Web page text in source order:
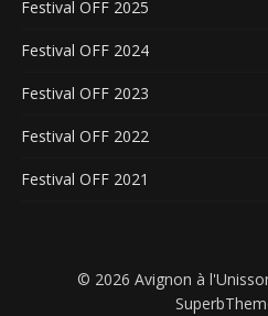
Festival OFF 2025
Festival OFF 2024
Festival OFF 2023
Festival OFF 2022
Festival OFF 2021
© 2026 Avignon à